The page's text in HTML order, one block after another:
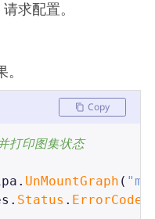
求配置。
Copy
印图集状态
. UnMountGraph (
. Status . ErrorCode